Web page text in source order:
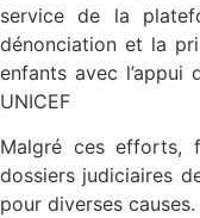
service de la
dénonciation et la
enfants avec l’appui
UNICEF
Malgré ces efforts,
dossiers judiciaires
pour diverses causes.